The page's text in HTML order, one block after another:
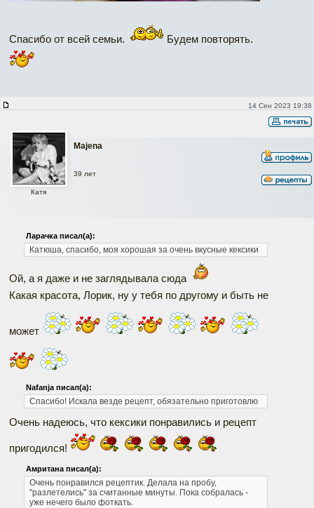
Спасибо от всей семьи. Будем повторять.
14 Сен 2023 19:38
Majena
Катя
39 лет
Ларачка писал(а):
Катюша, спасибо, моя хорошая за очень вкусные кексики
Ой, а я даже и не заглядывала сюда
Какая красота, Лорик, ну у тебя по другому и быть не
может
Nafanja писал(а):
Спасибо! Искала везде рецепт, обязательно приготовлю
Очень надеюсь, что кексики понравились и рецепт
пригодился!
Амритана писал(а):
Очень понравился рецептик. Делала на пробу,
"разлетелись" за считанные минуты. Пока собралась -
уже нечего было фоткать.